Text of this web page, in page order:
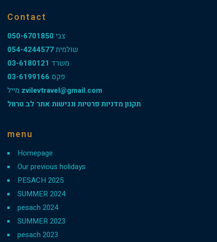
Contact
צבי 050-6701850
שולמית054-4244577
משרד 03-6180121
פקס 03-6199166
zvilevtravel@gmail.com
תקנון מדניות פרטיות ונגישות אתר לב טרוול
menu
Homepage
Our previous holidays
PESACH 2025
SUMMER 2024
pesach 2024
SUMMER 2023
pesach 2023